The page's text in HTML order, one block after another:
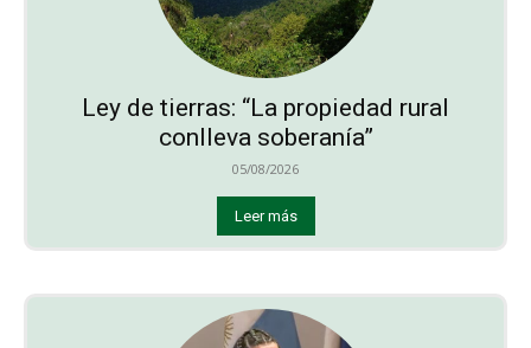
Ley de tierras: “La propiedad rural
conlleva soberanía”
05/08/2026
Leer más